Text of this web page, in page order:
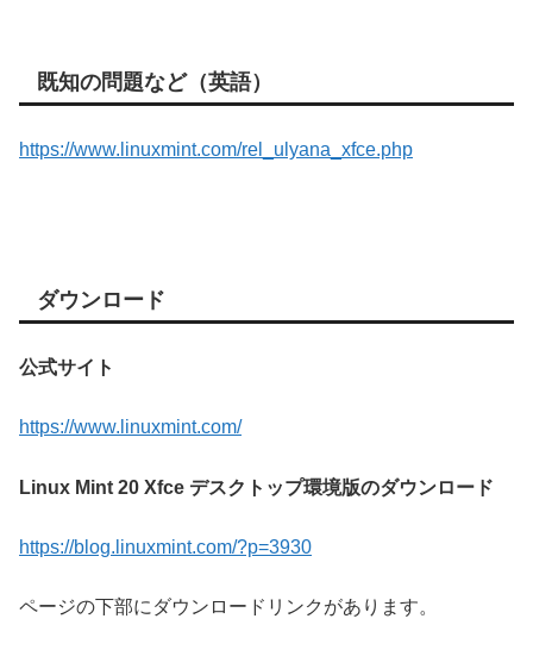
既知の問題など（英語）
https://www.linuxmint.com/rel_ulyana_xfce.php
ダウンロード
公式サイト
https://www.linuxmint.com/
Linux Mint 20 Xfce デスクトップ環境版のダウンロード
https://blog.linuxmint.com/?p=3930
ページの下部にダウンロードリンクがあります。